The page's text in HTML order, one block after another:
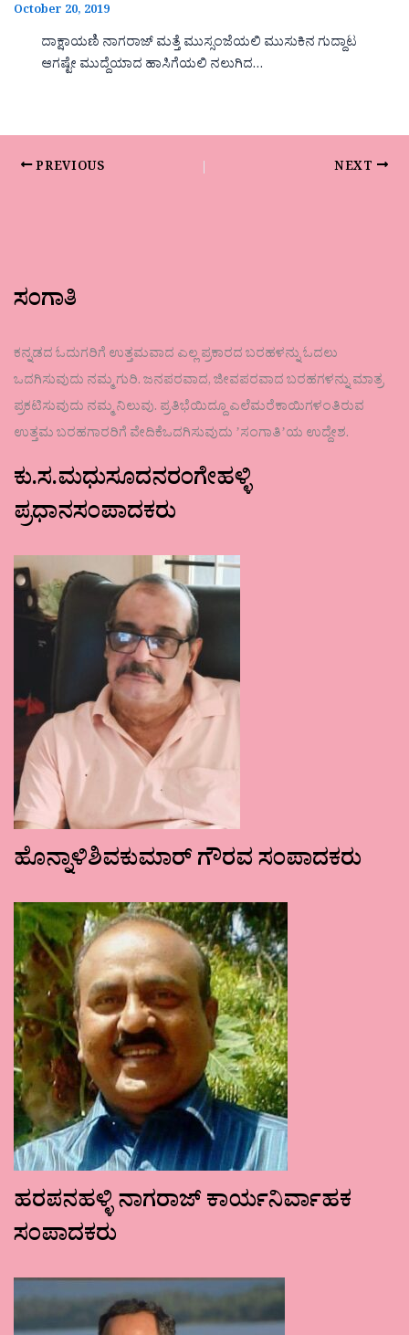
October 20, 2019
ದಾಕ್ಷಾಯಣಿ ನಾಗರಾಜ್ ಮತ್ತೆ ಮುಸ್ಸಂಜೆಯಲಿ ಮುಸುಕಿನ ಗುದ್ದಾಟ
ಆಗಷ್ಟೇ ಮುದ್ದೆಯಾದ ಹಾಸಿಗೆಯಲಿ ನಲುಗಿದ…
PREVIOUS NEXT
ಸಂಗಾತಿ
ಕನ್ನಡದ ಓದುಗರಿಗೆ ಉತ್ತಮವಾದ ಎಲ್ಲ ಪ್ರಕಾರದ ಬರಹಳನ್ನು ಓದಲು
ಒದಗಿಸುವುದು ನಮ್ಮ ಗುರಿ. ಜನಪರವಾದ, ಜೀವಪರವಾದ ಬರಹಗಳನ್ನು ಮಾತ್ರ
ಪ್ರಕಟಿಸುವುದು ನಮ್ಮ ನಿಲುವು. ಪ್ರತಿಭೆಯಿದ್ದೂ ಎಲೆಮರೆಕಾಯಿಗಳಂತಿರುವ
ಉತ್ತಮ ಬರಹಗಾರರಿಗೆ ವೇದಿಕೆಒದಗಿಸುವುದು ʼಸಂಗಾತಿʼಯ ಉದ್ದೇಶ.
ಕು.ಸ.ಮಧುಸೂದನರಂಗೇಹಳ್ಳಿ
ಪ್ರಧಾನಸಂಪಾದಕರು
ಹೊನ್ನಾಳಿಶಿವಕುಮಾರ್ ಗೌರವ ಸಂಪಾದಕರು
ಹರಪನಹಳ್ಳಿ ನಾಗರಾಜ್ ಕಾರ್ಯನಿರ್ವಾಹಕ
ಸಂಪಾದಕರು